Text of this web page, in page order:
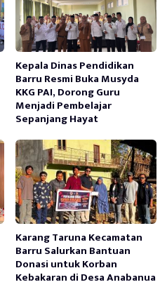
Kepala Dinas Pendidikan
Barru Resmi Buka Musyda
KKG PAI, Dorong Guru
Menjadi Pembelajar
Sepanjang Hayat
Karang Taruna Kecamatan
Barru Salurkan Bantuan
Donasi untuk Korban
Kebakaran di Desa Anabanua